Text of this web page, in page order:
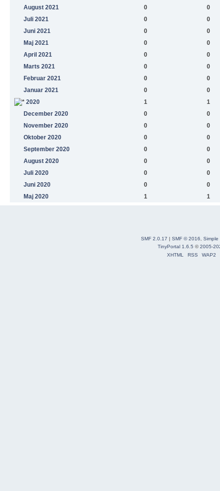
August 2021
0
0
Juli 2021
0
0
Juni 2021
0
0
Maj 2021
0
0
April 2021
0
0
Marts 2021
0
0
Februar 2021
0
0
Januar 2021
0
0
2020
1
1
December 2020
0
0
November 2020
0
0
Oktober 2020
0
0
September 2020
0
0
August 2020
0
0
Juli 2020
0
0
Juni 2020
0
0
Maj 2020
1 1
SMF 2.0.17 SMF © 2016, Simple
TinyPortal 1.6.5 ©2005-
XHTML
RSS WAP2